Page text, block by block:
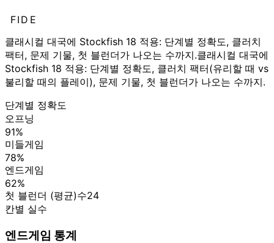
FIDE
클래시컬 대국에 Stockfish 18 적용: 단계별 정확도, 클러치
팩터, 문제 기물, 첫 블런더가 나오는 수까지.클래시컬 대국에
Stockfish 18 적용: 단계별 정확도, 클러치 팩터(유리할 때 vs
불리할 때의 플레이), 문제 기물, 첫 블런더가 나오는 수까지.
단계별 정확도
오프닝
91%
미들게임
78%
엔드게임
62%
첫 블런더 (평균)수24
칸별 실수
엔드게임 통계